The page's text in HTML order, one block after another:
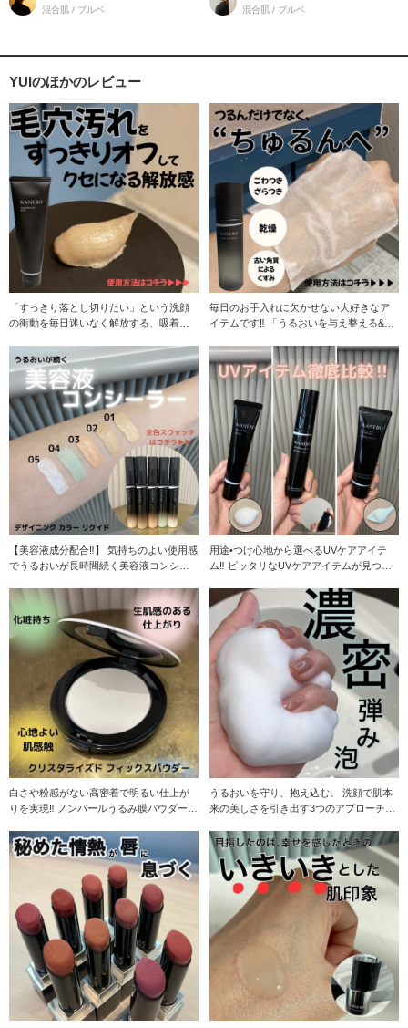
混合肌 / ブルベ 混合肌 / ブルベ
YUIのほかのレビュー
「すっきり落とし切りたい」という洗顔
の衝動を毎日迷いなく解放する、吸着磨
毎日のお手入れに欠かせない大好きなア
イテムです‼︎ 「うるおいを与え整える&取
【美容液成分配合‼︎】 気持ちのよい使用感
でうるおいが長時間続く美容液コンシー
用途•つけ心地から選べるUVケアアイテ
ム‼︎ ピッタリなUVケアアイテムが見つか
白さや粉感がない高密着で明るい仕上が
りを実現‼︎ ノンパールうるみ膜パウダー
うるおいを守り、抱え込む。 洗顔で肌本
来の美しさを引き出す3つのアプローチ‼︎